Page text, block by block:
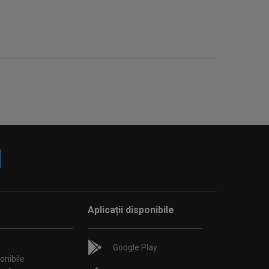
Aplicații disponibile
Google Play